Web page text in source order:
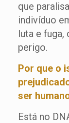
que
indivíduo
luta e
perigo.
Por que o
ser
Está no